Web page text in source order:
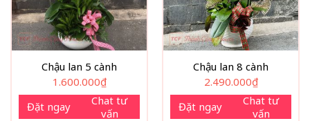
Chậu lan 5 cành
1.600.000₫
Đặt ngay
Chat tư
vấn
Chậu lan 8 cành
2.490.000₫
Đặt ngay
Chat tư
vấn